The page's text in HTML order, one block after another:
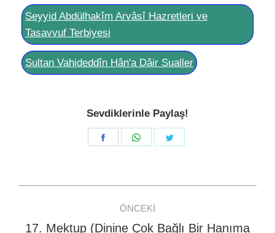
Seyyid Abdülhakîm Arvâsî Hazretleri ve
Tasavvuf Terbiyesi
Sultan Vahideddîn Hân'a Dâir Sualler
Sevdiklerinle Paylaş!
Share
Share
navigation
ÖNCEKI
17. Mektup (Dinine Çok Bağlı Bir Hanıma